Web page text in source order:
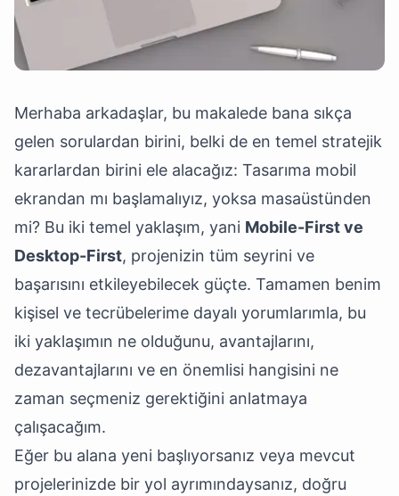
Merhaba arkadaşlar, bu makalede bana sıkça
gelen sorulardan birini, belki de en temel stratejik
kararlardan birini ele alacağız: Tasarıma mobil
ekrandan mı başlamalıyız, yoksa masaüstünden
mi? Bu iki temel yaklaşım, yani Mobile-First ve
Desktop-First, projenizin tüm seyrini ve
başarısını etkileyebilecek güçte. Tamamen benim
kişisel ve tecrübelerime dayalı yorumlarımla, bu
iki yaklaşımın ne olduğunu, avantajlarını,
dezavantajlarını ve en önemlisi hangisini ne
zaman seçmeniz gerektiğini anlatmaya
çalışacağım.
Eğer bu alana yeni başlıyorsanız veya mevcut
projelerinizde bir yol ayrımındaysanız, doğru